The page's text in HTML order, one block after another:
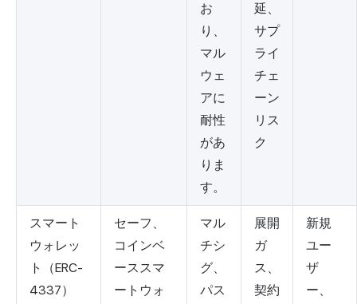
お
り、
マル
ウェ
アに
耐性
があ
りま
す。
延、
サプ
ライ
チェ
ーン
リス
ク
スマート
ウォレッ
ト（ERC-
4337）
セーフ、
コインベ
ーススマ
ートウォ
マル
チシ
グ、
パス
展開
ガ
ス、
契約
新規
ユー
ザ
ー、